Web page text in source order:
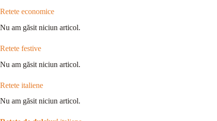
Retete economice
Nu am găsit niciun articol.
Retete festive
Nu am găsit niciun articol.
Retete italiene
Nu am găsit niciun articol.